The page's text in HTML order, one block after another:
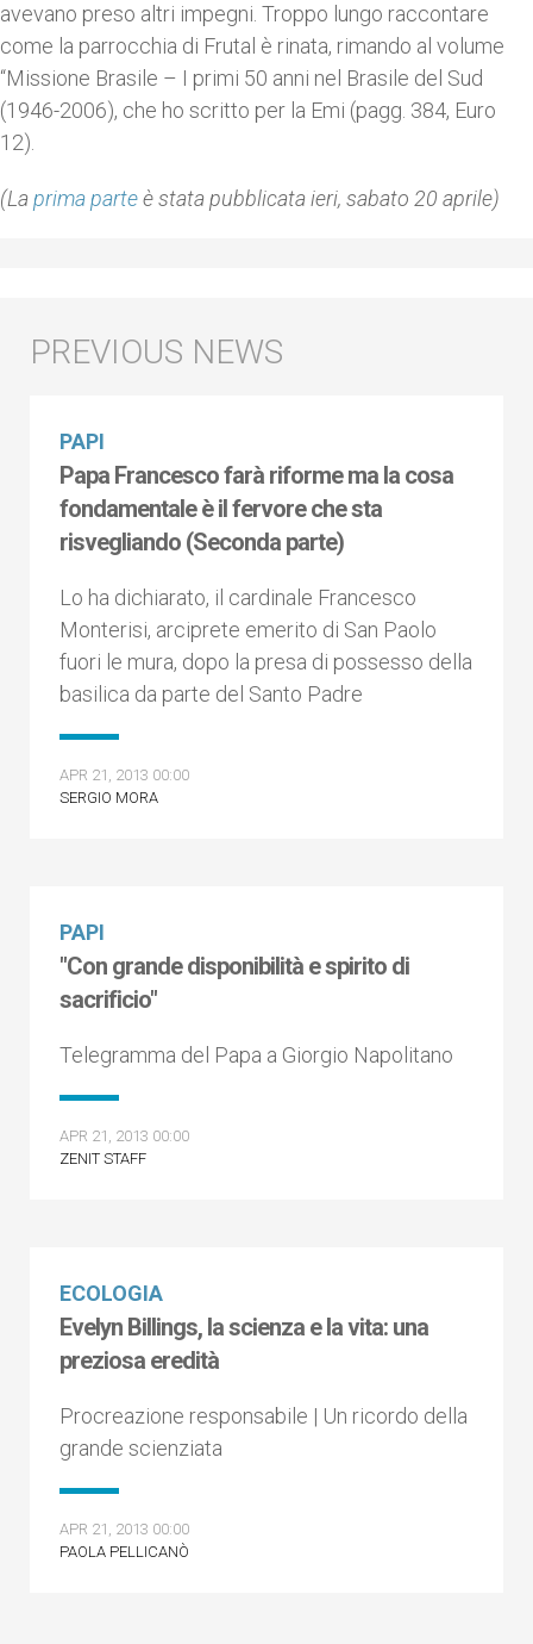
avevano preso altri impegni. Troppo lungo raccontare
come la parrocchia di Frutal è rinata, rimando al volume
“Missione Brasile – I primi 50 anni nel Brasile del Sud
(1946-2006), che ho scritto per la Emi (pagg. 384, Euro
12).
(Laprima parteè stata pubblicata ieri, sabato 20 aprile)
PAPI
Papa Francesco farà riforme ma la cosa
fondamentale è il fervore che sta
risvegliando (Seconda parte)
Lo ha dichiarato, il cardinale Francesco
Monterisi, arciprete emerito di San Paolo
fuori le mura, dopo la presa di possesso della
basilica da parte del Santo Padre
APR 21, 2013 00:00
SERGIO MORA
PAPI
"Con grande disponibilità e spirito di
sacrificio"
Telegramma del Papa a Giorgio Napolitano
APR 21, 2013 00:00
ZENIT STAFF
ECOLOGIA
Evelyn Billings, la scienza e la vita: una
preziosa eredità
Procreazione responsabile | Un ricordo della
grande scienziata
APR 21, 2013 00:00
PAOLA PELLICANÒ